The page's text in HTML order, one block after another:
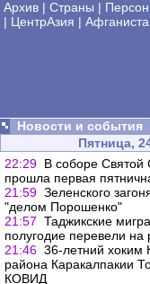
Архив | Страны |
| ЦентрАзия |
Новости и события
Пятница,
22:29 В соборе
прошла первая
21:59 Зеленского
"делом Порошенко"
21:57 Таджикские
полугодие перевели
21:46 36-летний хоким
района Каракалпакии
КОВИД